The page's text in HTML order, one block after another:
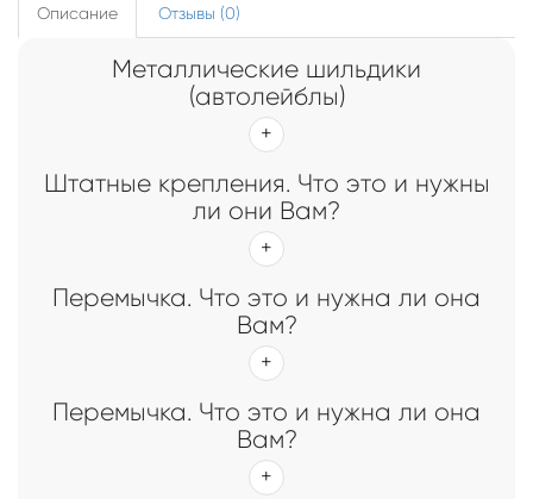
Описание Отзывы (0)
Металлические шильдики
(автолейблы)
Штатные крепления. Что это и нужны
ли они Вам?
Перемычка. Что это и нужна ли она
Вам?
Перемычка. Что это и нужна ли она
Вам?